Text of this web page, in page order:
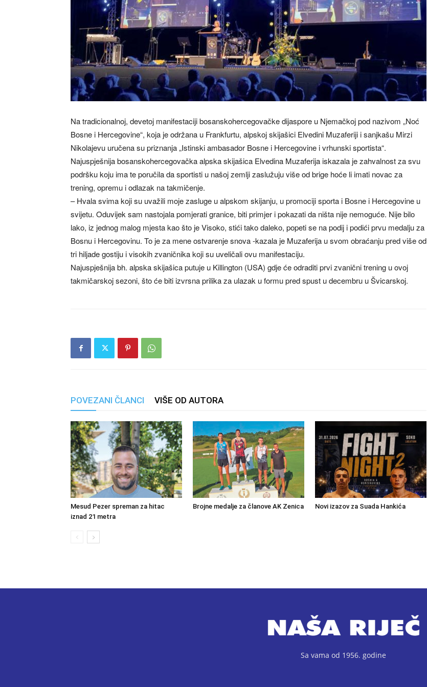
Na tradicionalnoj, devetoj manifestaciji bosanskohercegovačke dijaspore u Njemačkoj pod nazivom „Noć
Bosne i Hercegovine“, koja je održana u Frankfurtu, alpskoj skijašici Elvedini Muzaferiji i sanjkašu Mirzi
Nikolajevu uručena su priznanja „Istinski ambasador Bosne i Hercegovine i vrhunski sportista“.
Najuspješnija bosanskohercegovačka alpska skijašica Elvedina Muzaferija iskazala je zahvalnost za svu
podršku koju ima te poručila da sportisti u našoj zemlji zaslužuju više od brige hoće li imati novac za
trening, opremu i odlazak na takmičenje.
– Hvala svima koji su uvažili moje zasluge u alpskom skijanju, u promociji sporta i Bosne i Hercegovine u
svijetu. Oduvijek sam nastojala pomjerati granice, biti primjer i pokazati da ništa nije nemoguće. Nije bilo
lako, iz jednog malog mjesta kao što je Visoko, stići tako daleko, popeti se na podij i podići prvu medalju za
Bosnu i Hercegovinu. To je za mene ostvarenje snova -kazala je Muzaferija u svom obraćanju pred više od
tri hiljade gostiju i visokih zvaničnika koji su uveličali ovu manifestaciju.
Najuspješnija bh. alpska skijašica putuje u Killington (USA) gdje će odraditi prvi zvanični trening u ovoj
takmičarskoj sezoni, što će biti izvrsna prilika za ulazak u formu pred spust u decembru u Švicarskoj.
POVEZANI ČLANCI VIŠE OD AUTORA
Mesud Pezer spreman za hitac
iznad 21 metra
Brojne medalje za članove AK Zenica Novi izazov za Suada Hankića
Sa vama od 1956. godine